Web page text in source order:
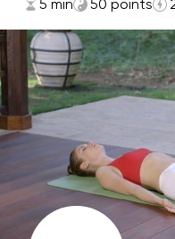
5 min 50 points